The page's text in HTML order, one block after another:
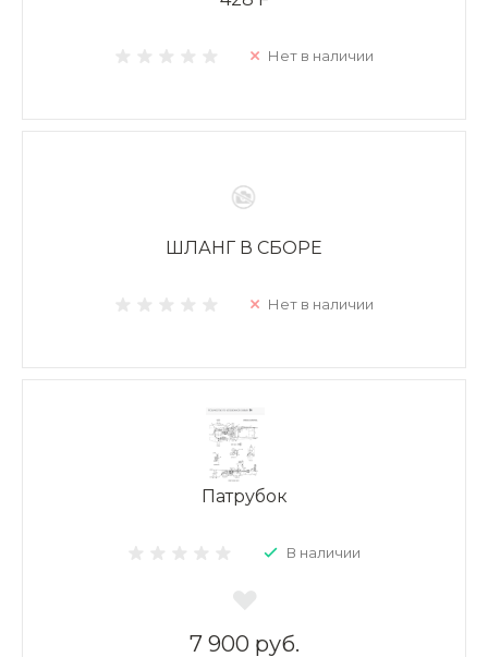
Нет в наличии
ШЛАНГ В СБОРЕ
Нет в наличии
Патрубок
В наличии
7 900 руб.